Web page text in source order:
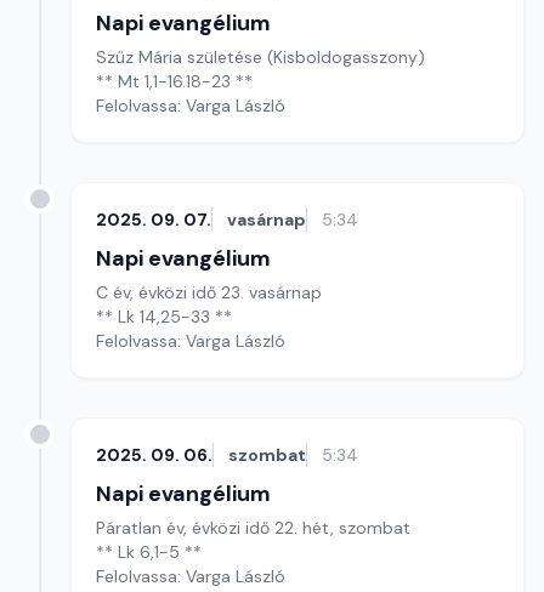
Napi evangélium
Szűz Mária születése (Kisboldogasszony)
** Mt 1,1-16.18-23 **
Felolvassa: Varga László
2025. 09. 07. vasárnap 5:34
Napi evangélium
C év, évközi idő 23. vasárnap
** Lk 14,25-33 **
Felolvassa: Varga László
2025. 09. 06. szombat 5:34
Napi evangélium
Páratlan év, évközi idő 22. hét, szombat
** Lk 6,1-5 **
Felolvassa: Varga László